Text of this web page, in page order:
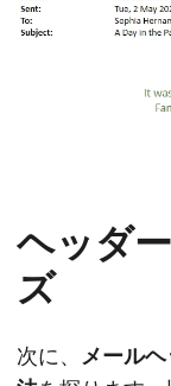
ヘッダ
ズ
次に、
メール